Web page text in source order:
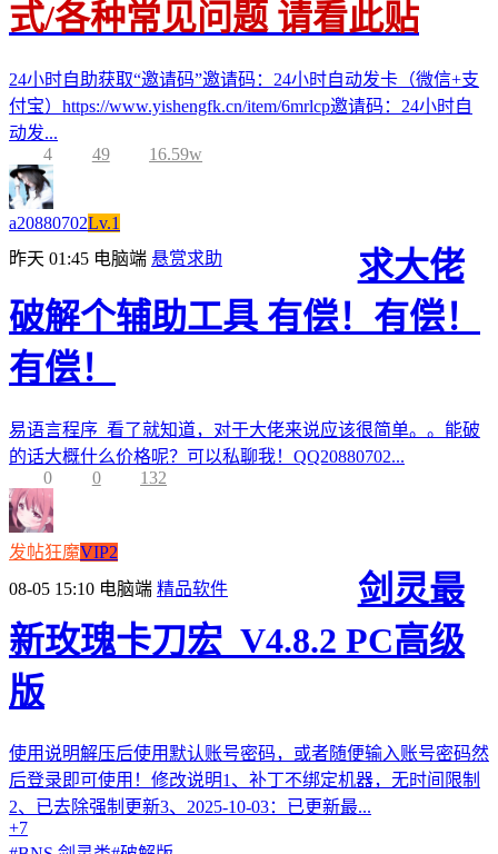
式/各种常见问题 请看此贴
24小时自助获取“邀请码”邀请码：24小时自动发卡（微信+支
付宝）https://www.yishengfk.cn/item/6mrlcp邀请码：24小时自
动发...
4
49 16.59w
a20880702Lv.1
昨天 01:45 电脑端 悬赏求助
求大佬
破解个辅助工具 有偿！有偿！
有偿！
易语言程序 看了就知道，对于大佬来说应该很简单。。能破
的话大概什么价格呢？可以私聊我！QQ20880702...
0
0 132
发帖狂魔VIP2
08-05 15:10 电脑端 精品软件
剑灵最
新玫瑰卡刀宏_V4.8.2 PC高级
版
使用说明解压后使用默认账号密码，或者随便输入账号密码然
后登录即可使用！修改说明1、补丁不绑定机器，无时间限制
2、已去除强制更新3、2025-10-03：已更新最...
+7